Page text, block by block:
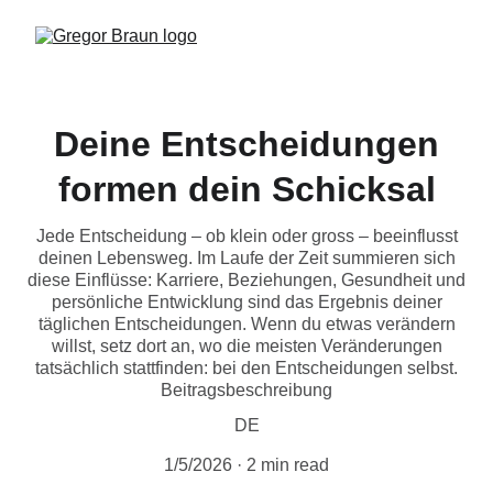
Deine Entscheidungen
formen dein Schicksal
Jede Entscheidung – ob klein oder gross – beeinflusst
deinen Lebensweg. Im Laufe der Zeit summieren sich
diese Einflüsse: Karriere, Beziehungen, Gesundheit und
persönliche Entwicklung sind das Ergebnis deiner
täglichen Entscheidungen. Wenn du etwas verändern
willst, setz dort an, wo die meisten Veränderungen
tatsächlich stattfinden: bei den Entscheidungen selbst.
Beitragsbeschreibung
DE
1/5/2026 2 min read